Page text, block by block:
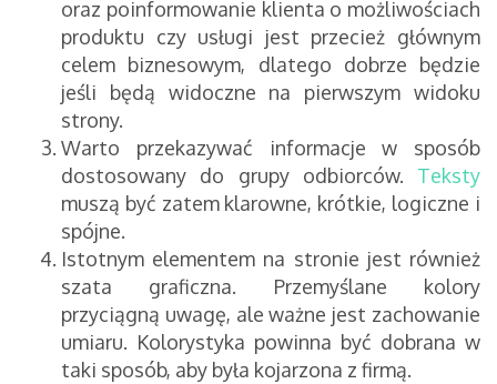
oraz poinformowanie klienta o możliwościach
produktu czy usługi jest przecież głównym
celem biznesowym, dlatego dobrze będzie
jeśli będą widoczne na pierwszym widoku
strony.
Warto przekazywać informacje w sposób
dostosowany do grupy odbiorców. Teksty
muszą być zatem klarowne, krótkie, logiczne i
spójne.
Istotnym elementem na stronie jest również
szata graficzna. Przemyślane kolory
przyciągną uwagę, ale ważne jest zachowanie
umiaru. Kolorystyka powinna być dobrana w
taki sposób, aby była kojarzona z firmą.